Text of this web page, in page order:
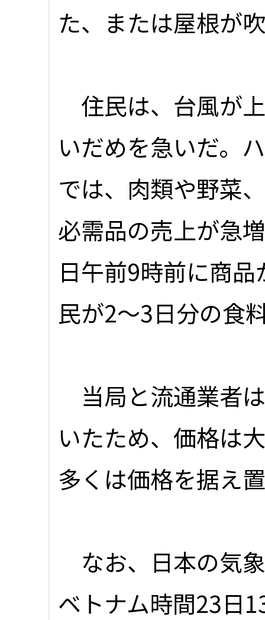
た、または屋根が
住民は、台風が
いだめを急いだ。
では、肉類や野菜
必需品の売上が急
日午前9時前に商
民が2～3日分の食
当局と流通業者
いたため、価格は
多くは価格を据え
なお、日本の気
ベトナム時間23日